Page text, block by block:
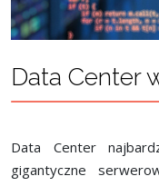
Data Center
Data Center
gigantyczne